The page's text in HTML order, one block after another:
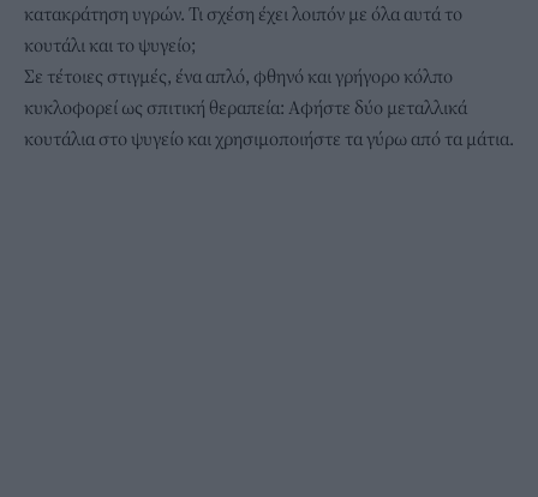
κατακράτηση υγρών. Τι σχέση έχει λοιπόν με όλα αυτά το
κουτάλι και το ψυγείο;
Σε τέτοιες στιγμές, ένα απλό, φθηνό και γρήγορο κόλπο
κυκλοφορεί ως σπιτική θεραπεία: Αφήστε δύο μεταλλικά
κουτάλια στο ψυγείο και χρησιμοποιήστε τα γύρω από τα μάτια.